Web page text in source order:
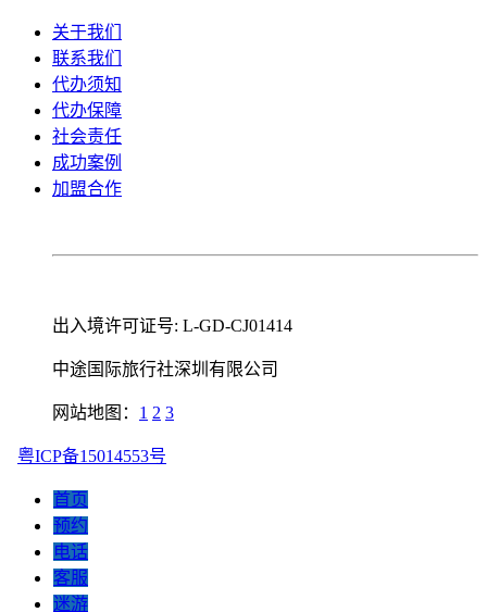
关于我们
联系我们
代办须知
代办保障
社会责任
成功案例
加盟合作
出入境许可证号: L-GD-CJ01414
中途国际旅行社深圳有限公司
网站地图： 1 2 3
粤ICP备15014553号
首页
预约
电话
客服
迷游